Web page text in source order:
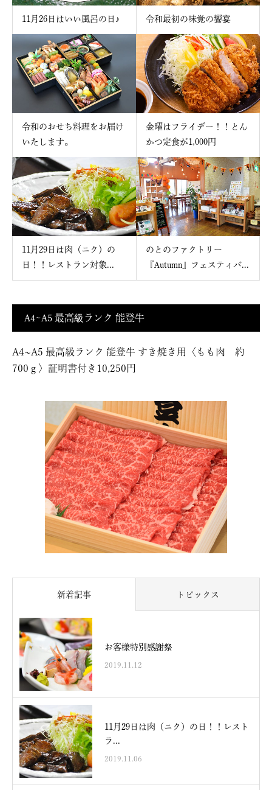
11月26日はいい風呂の日♪ 令和最初の味覚の饗宴
令和のおせち料理をお届け
いたします。
金曜はフライデー！！とん
かつ定食が1,000円
11月29日は肉（ニク）の
日！！レストラン対象...
のとのファクトリー
『Autumn』フェスティバ...
A4~A5 最高級ランク 能登牛
A4~A5 最高級ランク 能登牛 すき焼き用〈もも肉 約
700ｇ〉証明書付き10,250円
新着記事 トピックス
お客様特別感謝祭
2019.11.12
11月29日は肉（ニク）の日！！レスト
ラ...
2019.11.06